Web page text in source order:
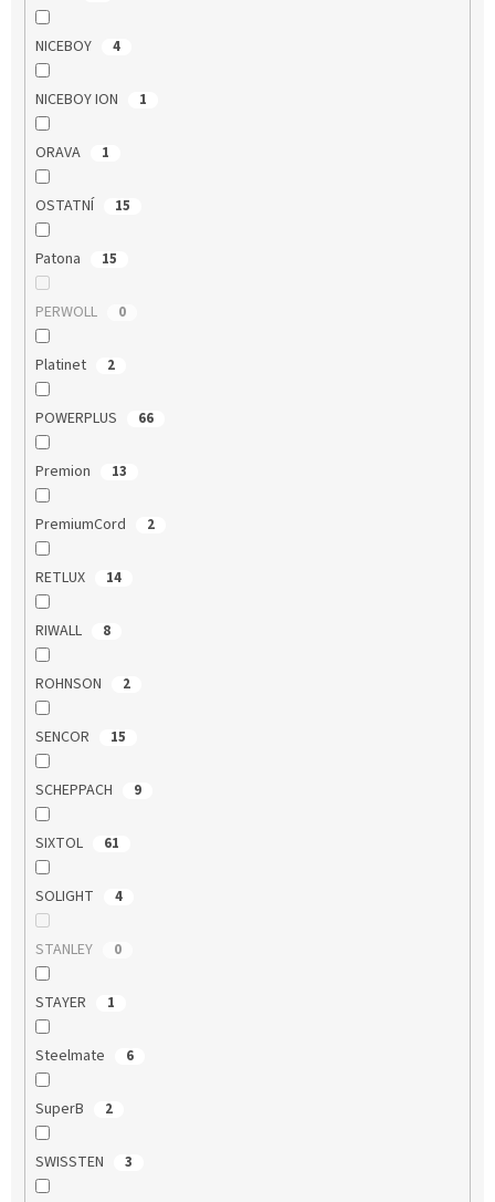
NICEBOY 4
NICEBOY ION 1
ORAVA 1
OSTATNÍ 15
Patona 15
PERWOLL 0
Platinet 2
POWERPLUS 66
Premion 13
PremiumCord 2
RETLUX 14
RIWALL 8
ROHNSON 2
SENCOR 15
SCHEPPACH 9
SIXTOL 61
SOLIGHT 4
STANLEY 0
STAYER 1
Steelmate 6
SuperB 2
SWISSTEN 3